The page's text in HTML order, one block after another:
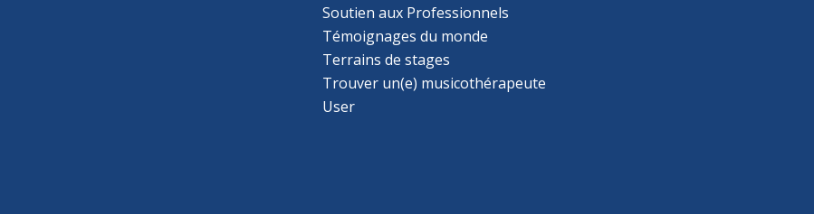
Soutien aux Professionnels
Témoignages du monde
Terrains de stages
Trouver un(e) musicothérapeute
User